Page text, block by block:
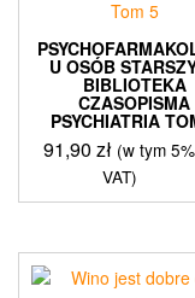
U OSÓB
BIBLIOTEKA
CZASOPISMA
PSYCHIATRIA
91,90zł (w tym 5%
VAT)